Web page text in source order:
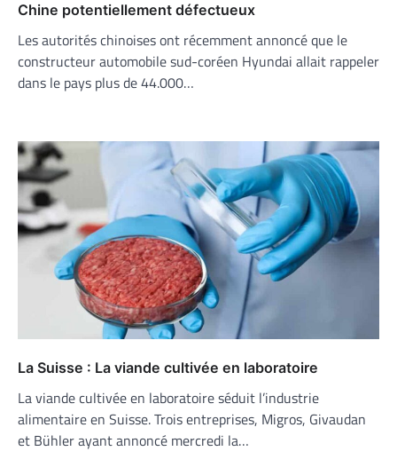
Chine potentiellement défectueux
Les autorités chinoises ont récemment annoncé que le
constructeur automobile sud-coréen Hyundai allait rappeler
dans le pays plus de 44.000…
La Suisse : La viande cultivée en laboratoire
La viande cultivée en laboratoire séduit l’industrie
alimentaire en Suisse. Trois entreprises, Migros, Givaudan
et Bühler ayant annoncé mercredi la…